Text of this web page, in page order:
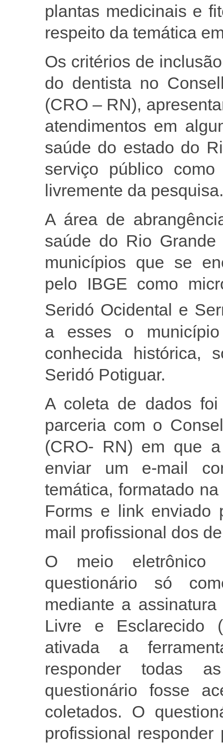
plantas medicinais e
respeito da temática
Os critérios de
do dentista no
(CRO – RN),
atendimentos em
saúde do estado do
serviço público
livremente da pesquisa.
A área de
saúde do Rio
municípios que se
pelo IBGE como
Seridó Ocidental e
a esses o
conhecida histórica,
Seridó Potiguar.
A coleta de dados
parceria com o
(CRO- RN) em que
enviar um e-mail
temática, formatado
Forms e link enviado
mail profissional dos
O meio eletrônico
questionário só
mediante a
Livre e Esclarecido
ativada a
responder todas
questionário fosse
coletados. O
profissional